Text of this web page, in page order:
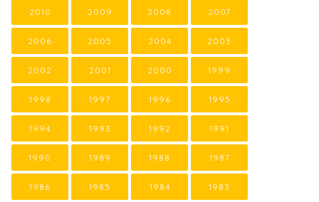
2010 2009 2008 2007
2006 2005 2004 2003
2002 2001 2000 1999
1998 1997 1996 1995
1994 1993 1992 1991
1990 1989 1988 1987
1986 1985 1984 1983